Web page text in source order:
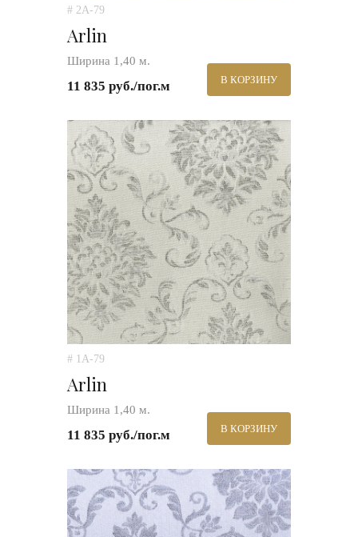
# 2A-79
Arlin
Ширина 1,40 м.
11 835 руб./пог.м В КОРЗИНУ
# 1A-79
Arlin
Ширина 1,40 м.
11 835 руб./пог.м В КОРЗИНУ